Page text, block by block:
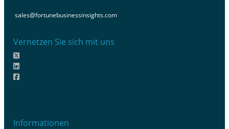
sales@fortunebusinessinsights.com
Vernetzen Sie sich mit uns
Informationen